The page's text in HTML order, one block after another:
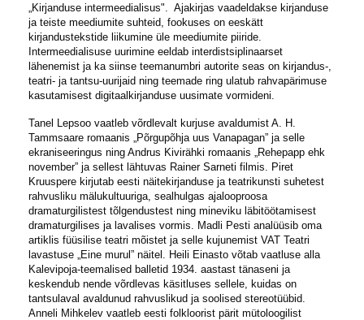
„Kirjanduse intermeedialisus". Ajakirjas vaadeldakse kirjanduse
ja teiste meediumite suhteid, fookuses on eeskätt
kirjandustekstide liikumine üle meediumite piiride.
Intermeedialisuse uurimine eeldab interdistsiplinaarset
lähenemist ja ka siinse teemanumbri autorite seas on kirjandus-,
teatri- ja tantsu-uurijaid ning teemade ring ulatub rahvapärimuse
kasutamisest digitaalkirjanduse uusimate vormideni.
Tanel Lepsoo vaatleb võrdlevalt kurjuse avaldumist A. H.
Tammsaare romaanis „Põrgupõhja uus Vanapagan” ja selle
ekraniseeringus ning Andrus Kivirähki romaanis „Rehepapp ehk
november” ja sellest lähtuvas Rainer Sarneti filmis. Piret
Kruuspere kirjutab eesti näitekirjanduse ja teatrikunsti suhetest
rahvusliku mälukultuuriga, sealhulgas ajalooproosa
dramaturgilistest tõlgendustest ning mineviku läbitöötamisest
dramaturgilises ja lavalises vormis. Madli Pesti analüüsib oma
artiklis füüsilise teatri mõistet ja selle kujunemist VAT Teatri
lavastuse „Eine murul” näitel. Heili Einasto võtab vaatluse alla
Kalevipoja-teemalised balletid 1934. aastast tänaseni ja
keskendub nende võrdlevas käsitluses sellele, kuidas on
tantsulaval avaldunud rahvuslikud ja soolised stereotüübid.
Anneli Mihkelev vaatleb eesti folkloorist pärit mütoloogilist